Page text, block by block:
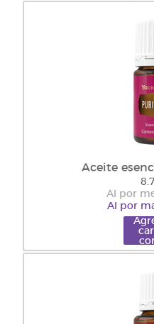
Aceite
Al por
Al por